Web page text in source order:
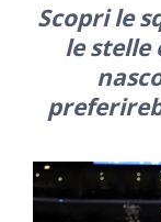
Scopri le
le stelle